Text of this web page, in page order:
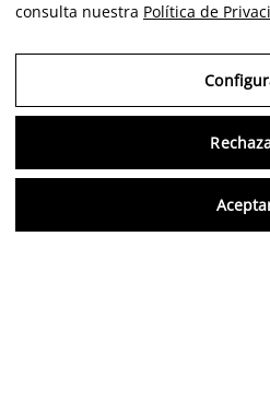
consulta nuestra Política de